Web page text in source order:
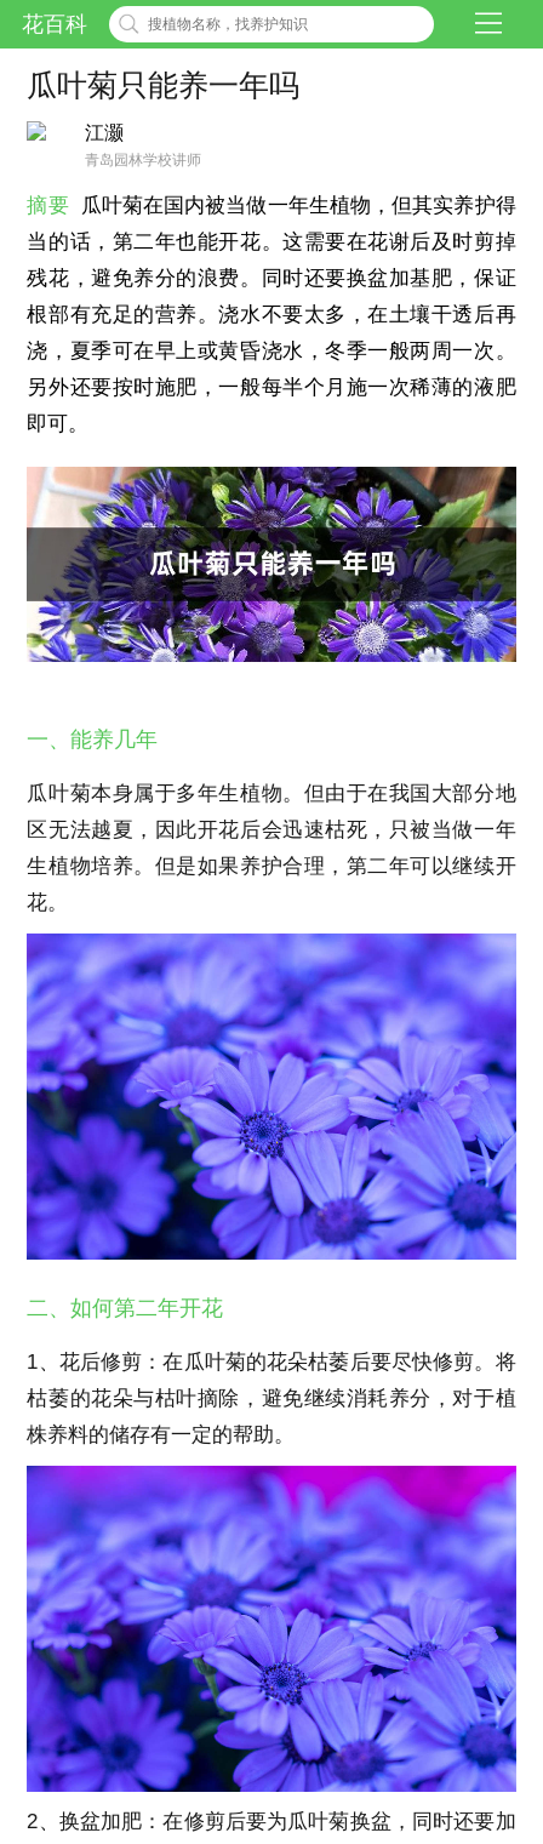
花百科
瓜叶菊只能养一年吗
江灏
青岛园林学校讲师
摘要
瓜叶菊在国内被当做一年生植物，但其实养护得
当的话，第二年也能开花。这需要在花谢后及时剪掉
残花，避免养分的浪费。同时还要换盆加基肥，保证
根部有充足的营养。浇水不要太多，在土壤干透后再
浇，夏季可在早上或黄昏浇水，冬季一般两周一次。
另外还要按时施肥，一般每半个月施一次稀薄的液肥
即可。
一、能养几年
瓜叶菊本身属于多年生植物。但由于在我国大部分地
区无法越夏，因此开花后会迅速枯死，只被当做一年
生植物培养。但是如果养护合理，第二年可以继续开
花。
二、如何第二年开花
1、花后修剪：在瓜叶菊的花朵枯萎后要尽快修剪。将
枯萎的花朵与枯叶摘除，避免继续消耗养分，对于植
株养料的储存有一定的帮助。
2、换盆加肥：在修剪后要为瓜叶菊换盆，同时还要加